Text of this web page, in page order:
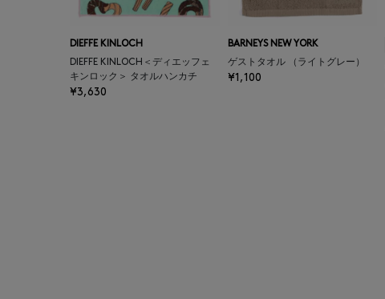
DIEFFE KINLOCH
DIEFFE KINLOCH＜ディエッフェ
キンロック＞ タオルハンカチ
¥3,630
BARNEYS NEW YORK
ゲストタオル （ライトグレー）
¥1,100